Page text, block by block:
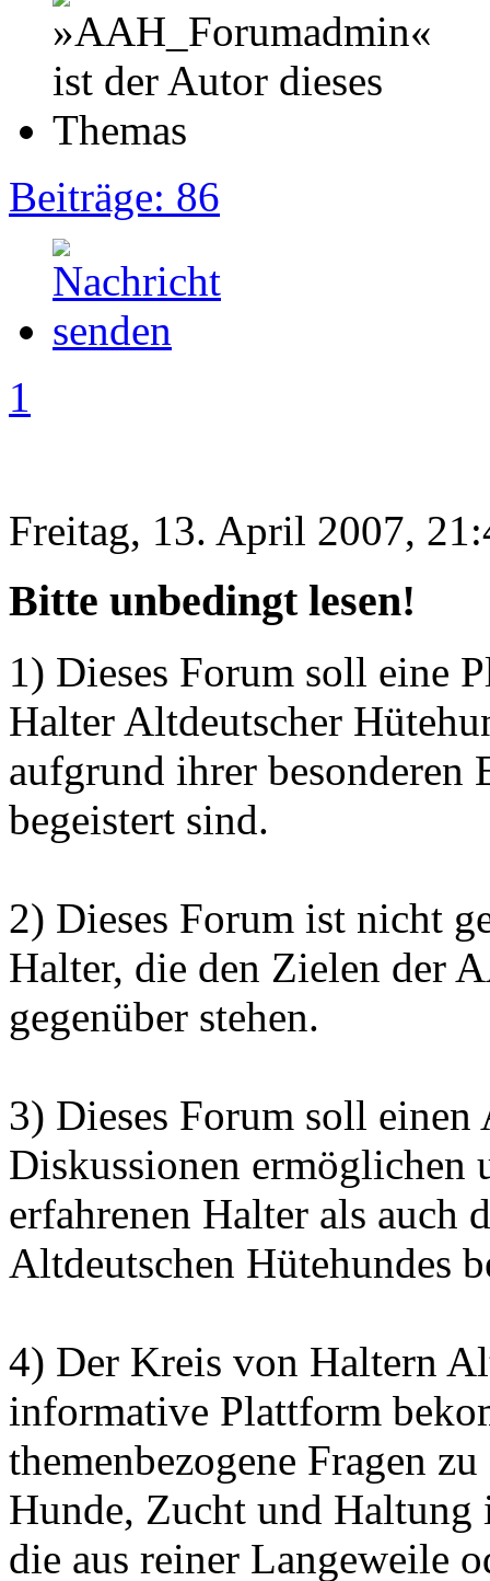
Beiträge: 86
1
Freitag, 13. April 2007,
Bitte unbedingt lesen!
1) Dieses Forum soll eine
Halter Altdeutscher
aufgrund ihrer besonderen
begeistert sind.
2) Dieses Forum ist nicht
Halter, die den Zielen der
gegenüber stehen.
3) Dieses Forum soll
Diskussionen ermöglichen
erfahrenen Halter als auch
Altdeutschen Hütehundes
4) Der Kreis von Haltern
informative Plattform
themenbezogene Fragen
Hunde, Zucht und Haltung
die aus reiner Langeweile